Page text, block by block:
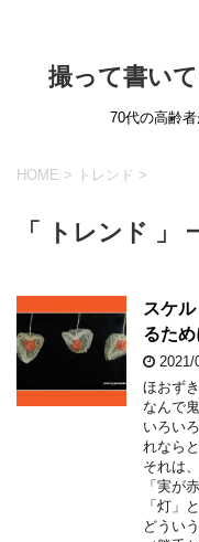
撮って書い
70代の高齢
HOME > トレンド >
「 トレンド 」
スケ
るた
2021/
ほおず
なんで
いろい
れなら
それは、
「実が
「灯」
どうい